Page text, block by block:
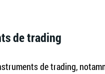
de trading
de trading,